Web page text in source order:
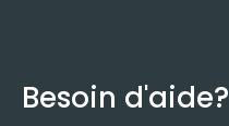
Besoin d'aide?